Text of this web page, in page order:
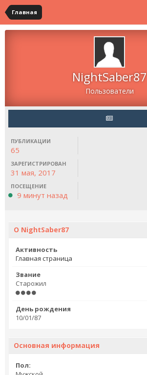
Главная
NightSaber87
Пользователи
ПУБЛИКАЦИИ
65
ЗАРЕГИСТРИРОВАН
31 мая, 2017
ПОСЕЩЕНИЕ
9 минут назад
О NightSaber87
Активность
Главная страница
Звание
Старожил
День рождения
10/01/87
Основная информация
Пол: